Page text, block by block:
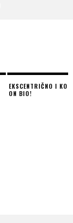
EKSCENTRIČNO I
ON BIO!